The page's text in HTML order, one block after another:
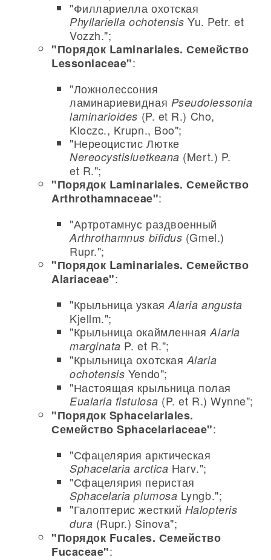
"Филлариелла охотская
Phyllariella ochotensis Yu. Petr. et
Vozzh.";
"Порядок Laminariales. Семейство
Lessoniaceae":
"Ложнолессония
ламинариевидная Pseudolessonia
laminarioides (P. et R.) Cho,
Kloczc., Krupn., Boo";
"Нереоцистис Лютке
Nereocystisluetkeana (Mert.) P.
et R.";
"Порядок Laminariales. Семейство
Arthrothamnaceae":
"Артротамнус раздвоенный
Arthrothamnus bifidus (Gmel.)
Rupr.";
"Порядок Laminariales. Семейство
Alariaceae":
"Крыльница узкаяAlaria angusta
Kjellm.";
"Крыльница окаймленнаяAlaria
marginata P. et R.";
"Крыльница охотская Alaria
ochotensis Yendo";
"Настоящая крыльница полая
Eualaria fistulosa (P. et R.) Wynne";
"Порядок Sphacelariales.
Семейство Sphacelariaceae":
"Сфацелярия арктическая
Sphacelaria arctica Harv.";
"Сфацелярия перистая
Sphacelaria plumosa Lyngb.";
"Галоптерис жесткий Halopteris
dura (Rupr.) Sinova";
"Порядок Fucales. Семейство
Fucaceae":